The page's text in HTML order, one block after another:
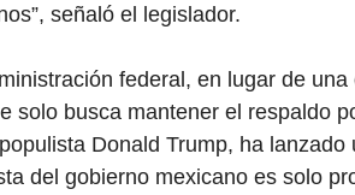
señaló el legislador.
federal, en lugar de
solo busca mantener el respaldo
Donald Trump, ha
del gobierno mexicano es solo